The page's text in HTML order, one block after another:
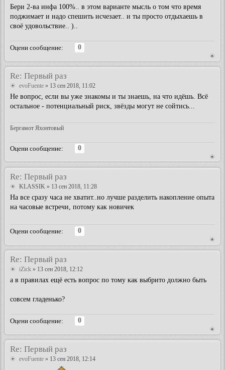
Бери 2-ва инфа 100%.. в этом варианте мысль о том что время
поджимает и надо спешить исчезает.. и ты просто отдыхаешь в
своё удовольствие.. )..
Оцени сообщение:
0
Re: Первый раз
evoFuente » 13 сен 2018, 11:02
Не вопрос, если вы уже знакомы и ты знаешь, на что идёшь. Всё
остальное - потенциальный риск, звёзды могут не сойтись...
Бергамот Яхонтовый
Оцени сообщение:
0
Re: Первый раз
KLASSIK » 13 сен 2018, 11:28
На все сразу часа не хватит..но лучше разделить накопление опыта
на часовые встречи, потому как новичек
Оцени сообщение:
0
Re: Первый раз
iZick » 13 сен 2018, 12:12
а в правилах ещё есть вопрос по тому как выбрито должно быть
совсем гладенько?
Оцени сообщение:
0
Re: Первый раз
evoFuente » 13 сен 2018, 12:14